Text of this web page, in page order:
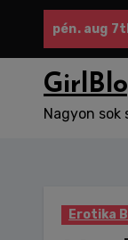
content
pén. aug
Nagyon sok
Erotika